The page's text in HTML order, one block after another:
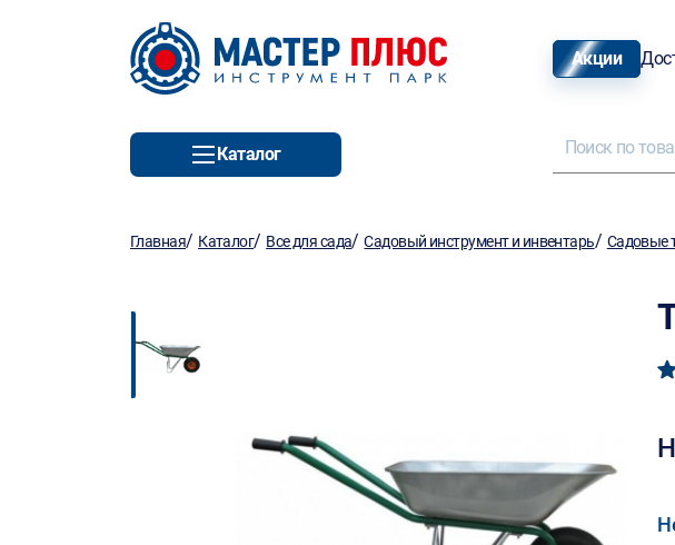
Акции
Каталог
Главная/ Каталог/ Все для сада/Садовый инструмент и инвентарь/ Садовые